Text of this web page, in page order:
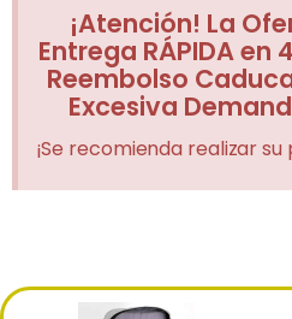
¡Atención! La
Entrega RÁPIDA en
Reembolso
Excesiva
¡Se recomienda realizar